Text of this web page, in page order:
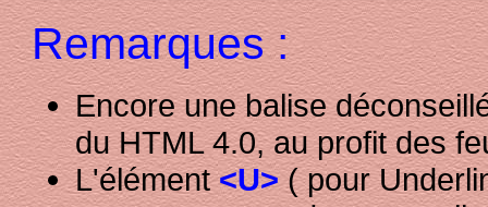
Remarques :
Encore une balise
du HTML 4.0, au profit des
L'élément<U>( pour